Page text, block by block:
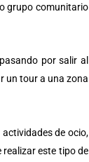
grupo comunitario
por salir al
un tour a una zona
de ocio,
este tipo de